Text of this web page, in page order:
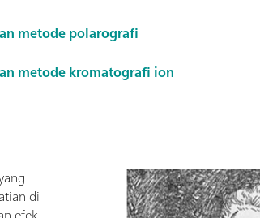
metode polarografi
metode kromatografi ion
di